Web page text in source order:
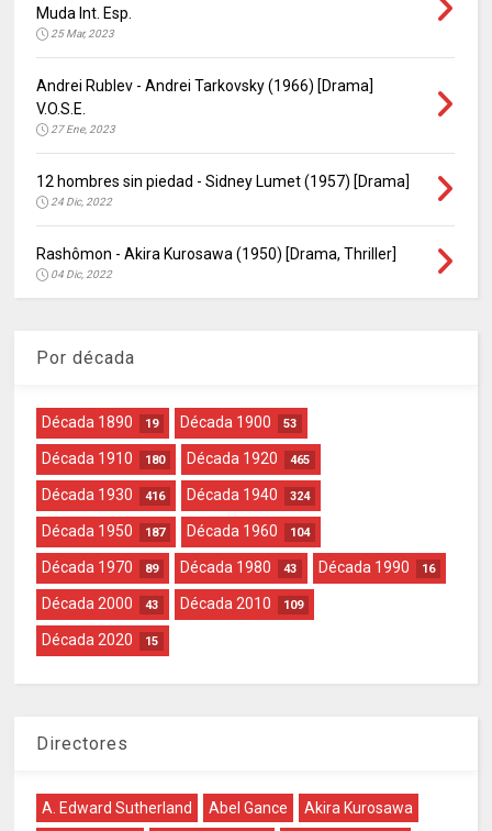
Muda Int. Esp.
25 Mar, 2023
Andrei Rublev - Andrei Tarkovsky (1966) [Drama]
V.O.S.E.
27 Ene, 2023
12 hombres sin piedad - Sidney Lumet (1957) [Drama]
24 Dic, 2022
Rashômon - Akira Kurosawa (1950) [Drama, Thriller]
04 Dic, 2022
Por década
Década 1890 19 Década 1900 53
Década 1910 180 Década 1920 465
Década 1930 416 Década 1940 324
Década 1950 187 Década 1960 104
Década 1970 89 Década 1980 43 Década 1990 16
Década 2000 43 Década 2010 109
Década 2020 15
Directores
A. Edward Sutherland Abel Gance
Akira Kurosawa